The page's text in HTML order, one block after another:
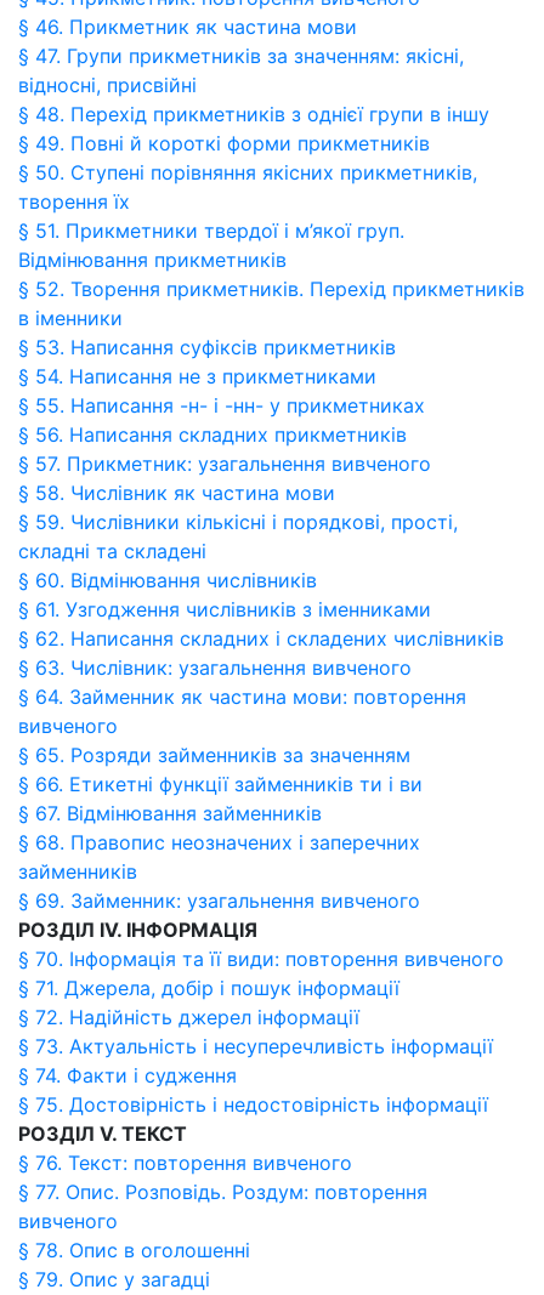
§ 46. Прикметник як частина мови
§ 47. Групи прикметників за значенням: якісні,
відносні, присвійні
§ 48. Перехід прикметників з однієї групи в іншу
§ 49. Повні й короткі форми прикметників
§ 50. Ступені порівняння якісних прикметників,
творення їх
§ 51. Прикметники твердої і м’якої груп.
Відмінювання прикметників
§ 52. Творення прикметників. Перехід прикметників
в іменники
§ 53. Написання суфіксів прикметників
§ 54. Написання не з прикметниками
§ 55. Написання -н- і -нн- у прикметниках
§ 56. Написання складних прикметників
§ 57. Прикметник: узагальнення вивченого
§ 58. Числівник як частина мови
§ 59. Числівники кількісні і порядкові, прості,
складні та складені
§ 60. Відмінювання числівників
§ 61. Узгодження числівників з іменниками
§ 62. Написання складних і складених числівників
§ 63. Числівник: узагальнення вивченого
§ 64. Займенник як частина мови: повторення
вивченого
§ 65. Розряди займенників за значенням
§ 66. Етикетні функції займенників ти і ви
§ 67. Відмінювання займенників
§ 68. Правопис неозначених і заперечних
займенників
§ 69. Займенник: узагальнення вивченого
РОЗДІЛ ІV. ІНФОРМАЦІЯ
§ 70. Інформація та її види: повторення вивченого
§ 71. Джерела, добір і пошук інформації
§ 72. Надійність джерел інформації
§ 73. Актуальність і несуперечливість інформації
§ 74. Факти і судження
§ 75. Достовірність і недостовірність інформації
РОЗДІЛ V. ТЕКСТ
§ 76. Текст: повторення вивченого
§ 77. Опис. Розповідь. Роздум: повторення
вивченого
§ 78. Опис в оголошенні
§ 79. Опис у загадці